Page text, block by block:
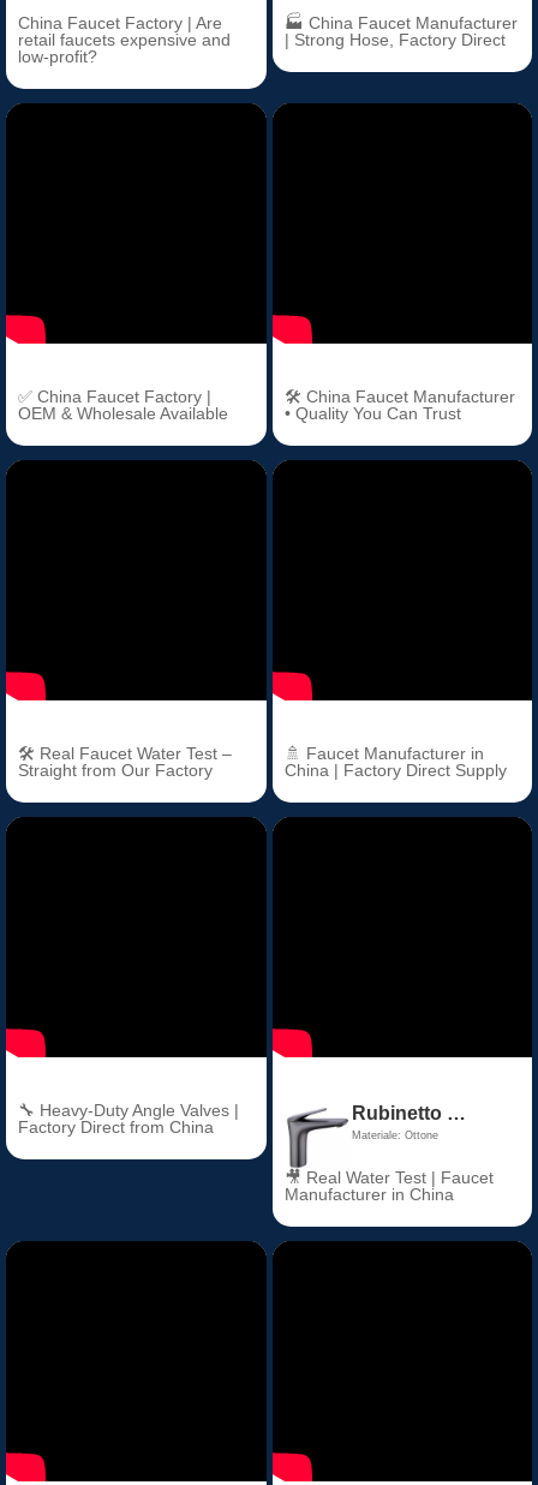
China Faucet Factory | Are
retail faucets expensive and
low-profit?
🏭 China Faucet Manufacturer
| Strong Hose, Factory Direct
✅ China Faucet Factory |
OEM & Wholesale Available
🛠 China Faucet Manufacturer
• Quality You Can Trust
🛠️ Real Faucet Water Test –
Straight from Our Factory
🚿 Faucet Manufacturer in
China | Factory Direct Supply
🔧 Heavy-Duty Angle Valves |
Factory Direct from China
Rubinetto del lavabo in bronzo antico Design moderno a una maniglia in rame grigio canna di fucile Premium per il bagno di casa
Materiale: Ottone
🎥 Real Water Test | Faucet
Manufacturer in China